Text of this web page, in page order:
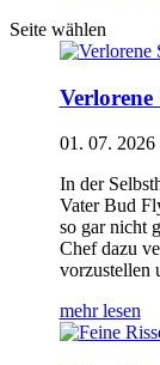
Seite wählen
Verlorene
01. 07. 2026
In der
Vater Bud
so gar nicht
Chef dazu
vorzustellen
mehr lesen